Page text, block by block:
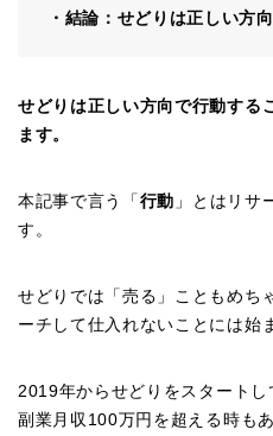
・結論：せどりは正しい方
せどりは正しい方向で行動する
ます。
本記事で言う「 行動 」とはリサ
す。
せどりでは「売る」こともめち
ーチして仕入れないことには始
2019年からせどりをスタート
副業月収100万円を超える時もあ